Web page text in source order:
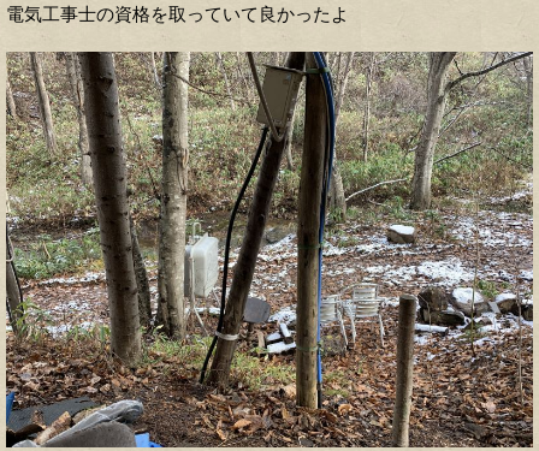
電気工事士の資格を取っていて良かったよ